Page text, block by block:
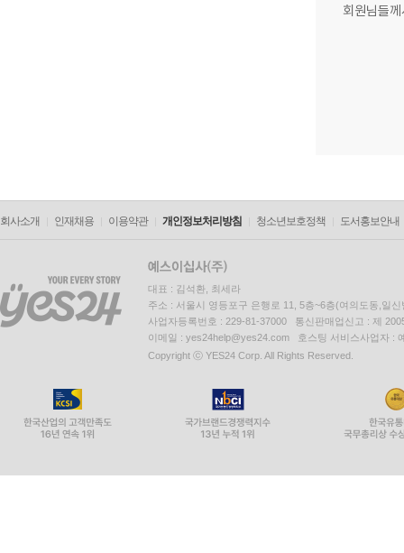
회원님들
회사소개 인재채용 이용약관 개인정보처리방침 청소년보호정책 도서홍보안내
대표 : 김석환, 최세라
주소 : 서울시 영등포구 은행로 11, 5층~6층(여의도동,일신
사업자등록번호 : 229-81-37000 통신판매업신고 : 제
이메일 : yes24help@yes24.com 호스팅 서비스사업자 :
Copyright ⓒ YES24 Corp. All Rights Reserved.